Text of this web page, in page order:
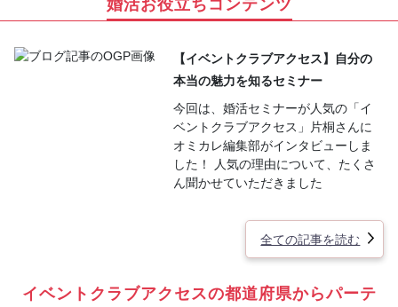
【イベントクラブアクセス】自分の
本当の魅力を知るセミナー
今回は、婚活セミナーが人気の「イ
ベントクラブアクセス」片桐さんに
オミカレ編集部がインタビューしま
した！ 人気の理由について、たくさ
ん聞かせていただきました
全ての記事を読む
イベントクラブアクセスの都道府県からパーテ